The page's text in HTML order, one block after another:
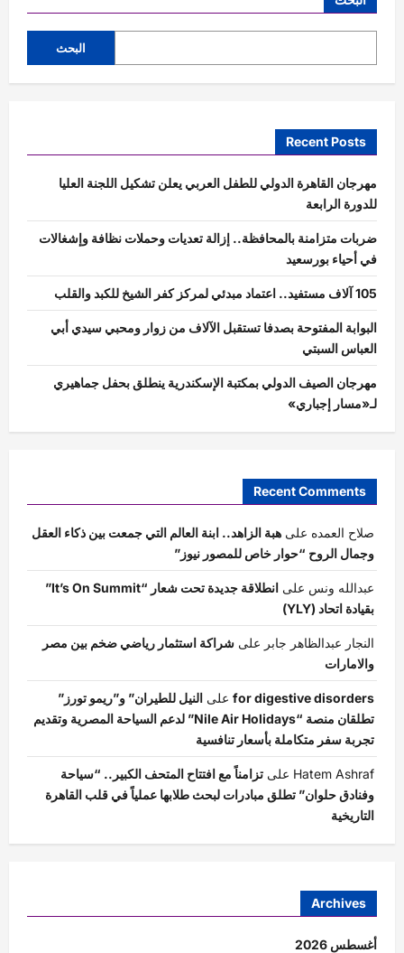
البحث
Recent Posts
مهرجان القاهرة الدولي للطفل العربي يعلن تشكيل اللجنة العليا
للدورة الرابعة
ضربات متزامنة بالمحافظة.. إزالة تعديات وحملات نظافة وإشغالات
في أحياء بورسعيد
105 آلاف مستفيد.. اعتماد مبدئي لمركز كفر الشيخ للكبد والقلب
البوابة المفتوحة بصدفا تستقبل الآلاف من زوار ومحبي سيدي أبي
العباس السبتي
مهرجان الصيف الدولي بمكتبة الإسكندرية ينطلق بحفل جماهيري
لـ«مسار إجباري»
Recent Comments
صلاح العمده على هبة الزاهد.. ابنة العالم التي جمعت بين ذكاء العقل
وجمال الروح “حوار خاص للمصور نيوز”
عبدالله ونس على
انطلاقة جديدة تحت شعار “It’s On Summit”
بقيادة اتحاد (YLY)
النجار عبدالظاهر جابر على شراكة استثمار رياضي ضخم بين مصر
والامارات
for digestive disorders على النيل للطيران” و”ريمو تورز”
تطلقان منصة “Nile Air Holidays” لدعم السياحة المصرية وتقديم
تجربة سفر متكاملة بأسعار تنافسية
Hatem Ashraf على تزامناً مع افتتاح المتحف الكبير.. “سياحة
وفنادق حلوان” تطلق مبادرات لبحث طلابها عملياً في قلب القاهرة
التاريخية
Archives
أغسطس 2026